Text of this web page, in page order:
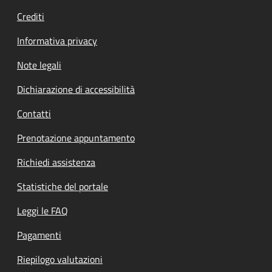
Crediti
Informativa privacy
Note legali
Dichiarazione di accessibilità
Contatti
Prenotazione appuntamento
Richiedi assistenza
Statistiche del portale
Leggi le FAQ
Pagamenti
Riepilogo valutazioni